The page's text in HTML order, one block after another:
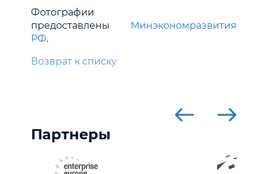
Фотографии
предоставлены
Минэкономразвития
РФ.
Возврат к списку
Партнеры